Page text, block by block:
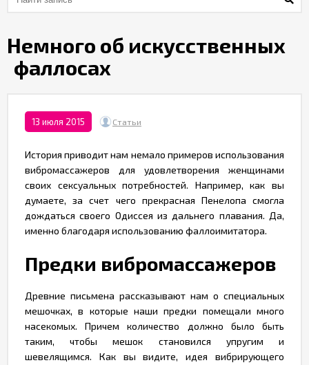
Служба
качества
Контакты
Отзывы
​Немного об искусственных
фаллосах
13 июля 2015 Статьи
История приводит нам немало примеров использования
вибромассажеров для удовлетворения женщинами
своих сексуальных потребностей. Например, как вы
думаете, за счет чего прекрасная Пенелопа смогла
дождаться своего Одиссея из дальнего плавания. Да,
именно благодаря использованию фаллоимитатора.
Предки вибромассажеров
Древние письмена рассказывают нам о специальных
мешочках, в которые наши предки помещали много
насекомых. Причем количество должно было быть
таким, чтобы мешок становился упругим и
шевелящимся. Как вы видите, идея вибрирующего